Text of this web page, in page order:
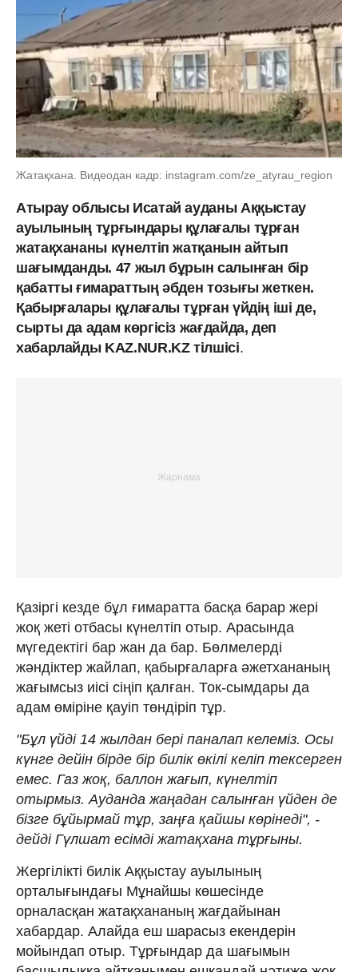
Жатақхана. Видеодан кадр: instagram.com/ze_atyrau_region
Атырау облысы Исатай ауданы Аққыстау
ауылының тұрғындары құлағалы тұрған
жатақхананы күнелтіп жатқанын айтып
шағымданды. 47 жыл бұрын салынған бір
қабатты ғимараттың әбден тозығы жеткен.
Қабырғалары құлағалы тұрған үйдің іші де,
сырты да адам көргісіз жағдайда, деп
хабарлайды KAZ.NUR.KZ тілшісі.
Қазіргі кезде бұл ғимаратта басқа барар жері
жоқ жеті отбасы күнелтіп отыр. Арасында
мүгедектігі бар жан да бар. Бөлмелерді
жәндіктер жайлап, қабырғаларға әжетхананың
жағымсыз иісі сіңіп қалған. Ток-сымдары да
адам өміріне қауіп төндіріп тұр.
"Бұл үйді 14 жылдан бері паналап келеміз. Осы
күнге дейін бірде бір билік өкілі келіп тексерген
емес. Газ жоқ, баллон жағып, күнелтіп
отырмыз. Ауданда жаңадан салынған үйден де
бізге бұйырмай тұр, заңға қайшы көрінеді", -
дейді Гүлшат есімді жатақхана тұрғыны.
Жергілікті билік Аққыстау ауылының
орталығындағы Мұнайшы көшесінде
орналасқан жатақхананың жағдайынан
хабардар. Алайда еш шарасыз екендерін
мойындап отыр. Тұрғындар да шағымын